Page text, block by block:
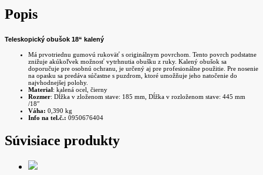
Popis
Teleskopický obušok 18“ kalený
Má prvotriednu gumovú rukoväť s originálnym povrchom. Tento povrch podstatne
znižuje akúkoľvek možnosť vytrhnutia obušku z ruky. Kalený obušok sa
doporučuje pre osobnú ochranu, je určený aj pre profesionálne použitie. Pre nosenie
na opasku sa predáva súčastne s puzdrom, ktoré umožňuje jeho natočenie do
najvhodnejšej polohy.
Material: kalená ocel, čierny
Rozmer: Dĺžka v zloženom stave: 185 mm, Dĺžka v rozloženom stave: 445 mm
/18″
Váha: 0,390 kg
Info na tel.č.: 0950676404
Súvisiace produkty